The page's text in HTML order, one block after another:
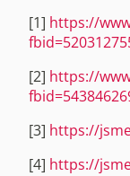
[1] https://
[2] https://
[3] https://
[4] https://